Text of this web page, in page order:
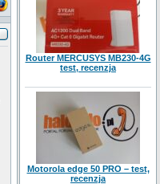
Router MERCUSYS MB230-4G
test, recenzja
Motorola edge 50 PRO – test,
recenzja